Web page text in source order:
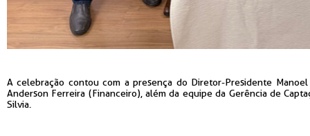
A celebração contou com a presença do Diretor-Presidente
Anderson Ferreira (Financeiro), além da equipe da Gerência de
Silvia.